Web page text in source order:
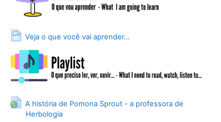
Veja o que você vai aprender...
Page
A história de Pomona Sprout - a professora de
Herbologia
URL